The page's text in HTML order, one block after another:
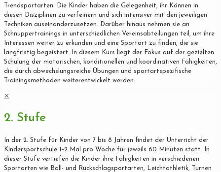
Trendsportarten. Die Kinder haben die Gelegenheit, ihr Können in
diesen Disziplinen zu verfeinern und sich intensiver mit den jeweiligen
Techniken auseinanderzusetzen. Darüber hinaus nehmen sie an
Schnuppertrainings in unterschiedlichen Vereinsabteilungen teil, um ihre
Interessen weiter zu erkunden und eine Sportart zu finden, die sie
langfristig begeistert. In diesem Kurs liegt der Fokus auf der gezielten
Schulung der motorischen, konditionellen und koordinativen Fähigkeiten,
die durch abwechslungsreiche Übungen und sportartspezifische
Trainingsmethoden weiterentwickelt werden.
✕
2. Stufe
In der 2. Stufe für Kinder von 7 bis 8 Jahren findet der Unterricht der
Kindersportschule 1–2 Mal pro Woche für jeweils 60 Minuten statt. In
dieser Stufe vertiefen die Kinder ihre Fähigkeiten in verschiedenen
Sportarten wie Ball- und Rückschlagsportarten, Leichtathletik, Turnen